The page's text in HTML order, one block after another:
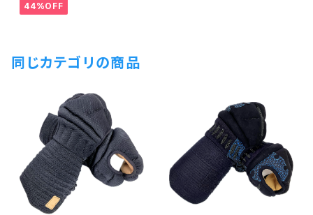
44%OFF
同じカテゴリの商品